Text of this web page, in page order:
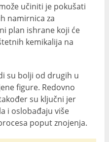
učiniti je pokušati
namirnica za
plan ishrane koji će
kemikalija na
su bolji od drugih u
figure. Redovno
su ključni jer
i oslobađaju više
poput znojenja.